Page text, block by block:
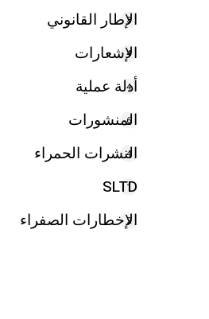
الإطار القانوني
3
الإشعارات
4
أدلة عملية
4
المنشورات
6
النشرات الحمراء
4
SLTD
1
الإخطارات الصفراء
2